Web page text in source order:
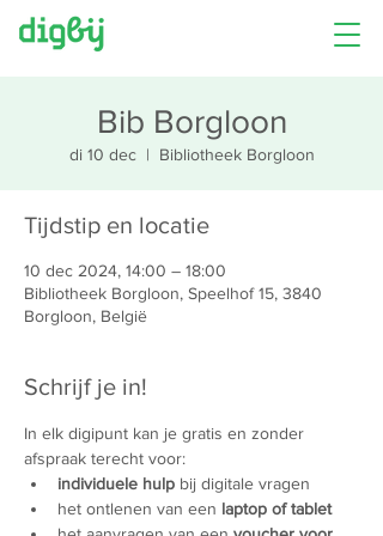
Bib Borgloon
di 10 dec
  |
Bibliotheek Borgloon
Tijdstip en locatie
10 dec 2024, 14:00 – 18:00
Bibliotheek Borgloon, Speelhof 15, 3840
Borgloon, België
Schrijf je in!
In elk digipunt kan je gratis en zonder
afspraak terecht voor:
individuele hulp bij digitale vragen
het ontlenen van een laptop of tablet